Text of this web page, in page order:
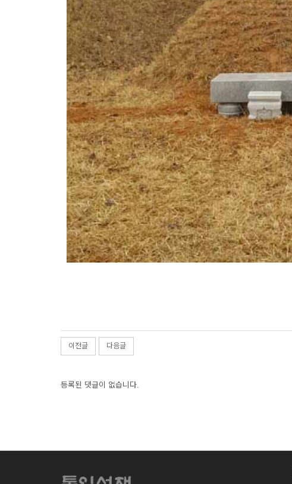
이전글 다음글
등록된 댓글이 없습니다.